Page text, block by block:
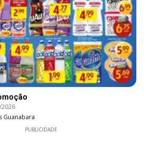
Guanabara
PUBLICIDADE